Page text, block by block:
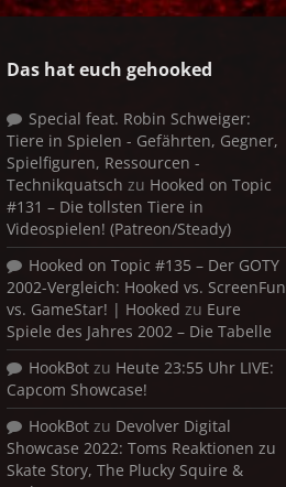
Das hat euch gehooked
Special feat. Robin Schweiger:
Tiere in Spielen - Gefährten, Gegner,
Spielfiguren, Ressourcen -
Technikquatsch zu Hooked on Topic
#131 – Die tollsten Tiere in
Videospielen! (Patreon/Steady)
Hooked on Topic #135 – Der GOTY
2002-Vergleich: Hooked vs. ScreenFun
vs. GameStar! | Hooked zu Eure
Spiele des Jahres 2002 – Die Tabelle
HookBot zu Heute 23:55 Uhr LIVE:
Capcom Showcase!
HookBot zu Devolver Digital
Showcase 2022: Toms Reaktionen zu
Skate Story, The Plucky Squire &